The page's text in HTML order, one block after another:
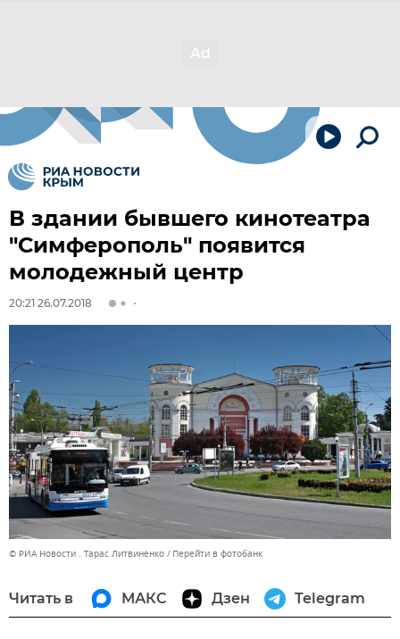
В здании бывшего кинотеатра
"Симферополь" появится
молодежный центр
20:21 26.07.2018
© РИА Новости . Тарас Литвиненко Перейти в фотобанк
Читать в МАКС Дзен Telegram